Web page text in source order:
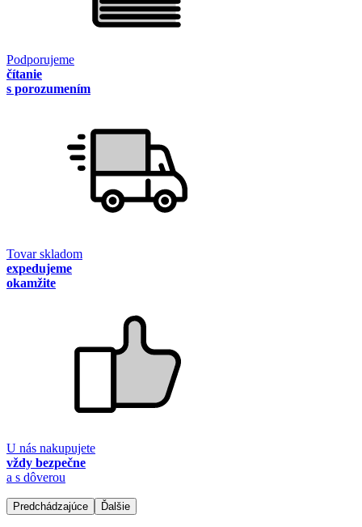
Podporujeme
čítanie
s porozumením
Tovar skladom
expedujeme
okamžite
U nás nakupujete
vždy bezpečne
a s dôverou
Predchádzajúce Ďalšie